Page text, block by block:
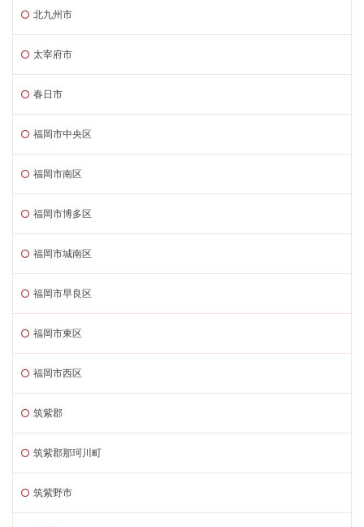
北九州市
太宰府市
春日市
福岡市中央区
福岡市南区
福岡市博多区
福岡市城南区
福岡市早良区
福岡市東区
福岡市西区
筑紫郡
筑紫郡那珂川町
筑紫野市